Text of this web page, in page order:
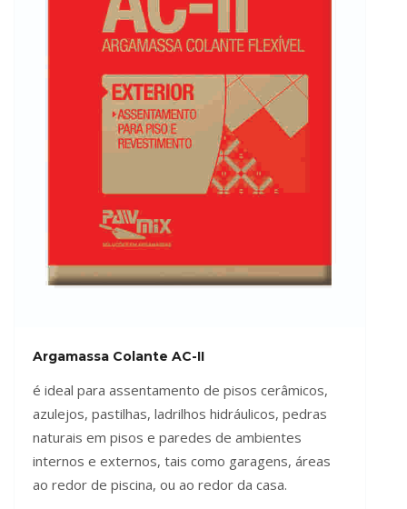
Argamassa Colante AC-II
é ideal para assentamento de pisos cerâmicos,
azulejos, pastilhas, ladrilhos hidráulicos, pedras
naturais em pisos e paredes de ambientes
internos e externos, tais como garagens, áreas
ao redor de piscina, ou ao redor da casa.